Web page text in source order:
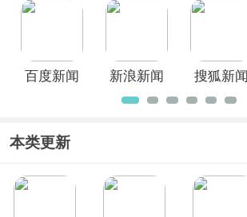
百度新闻
新浪新闻
app
搜狐新闻
app官方版
本类更新